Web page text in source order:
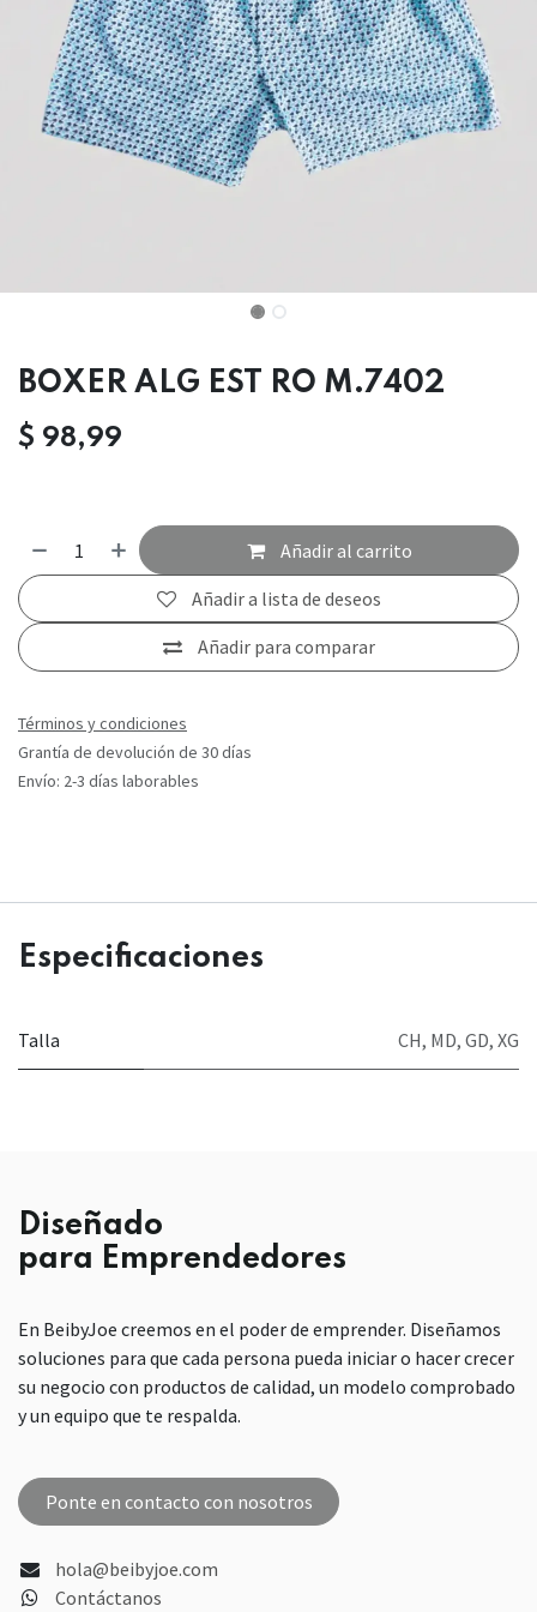
BOXER ALG EST RO M.7402
$ 98,99
Añadir al carrito
Añadir para comparar
Añadir a lista de deseos
Términos y condiciones
Grantía de devolución de 30 días
Envío: 2-3 días laborables
Especificaciones
Talla CH, MD, GD, XG
Diseñado
para Emprendedores
En BeibyJoe creemos en el poder de emprender. Diseñamos
soluciones para que cada persona pueda iniciar o hacer crecer
su negocio con productos de calidad, un modelo comprobado
y un equipo que te respalda.
Ponte en contacto con nosotros
hola@beibyjoe.com
Contáctanos